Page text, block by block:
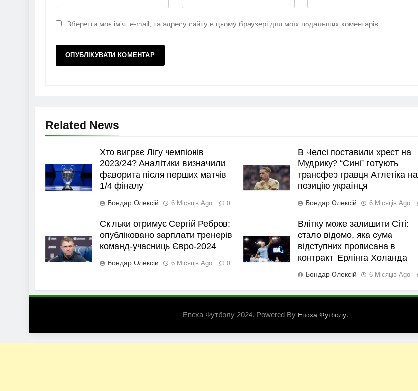
Зберегти моє ім'я, e-mail, та адресу сайту в цьому браузері для моїх подальших коментарів.
Related News
Хто виграє Лігу чемпіонів
2023/24? Аналітики визначили
фаворита після перших матчів
1/4 фіналу
Бондар Олексій 6 Місяців Ago 0
В Челсі поставили хрест на
Мудрику? “Сині” готують
трансфер гравця Атлетіка на
позицію українця
Бондар Олексій 6 Місяців Ago
Скільки отримує Сергій Ребров:
опубліковано зарплати тренерів
команд-учасниць Євро-2024
Бондар Олексій 6 Місяців Ago 0
Влітку може залишити Сіті:
стало відомо, яка сума
відступних прописана в
контракті Ерлінга Холанда
Бондар Олексій 6 Місяців Ago
Епоха Футболу 2024. Powered By Епоха Футболу.